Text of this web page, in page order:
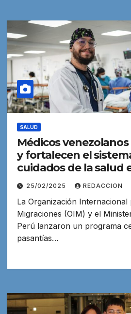
SALUD
Médicos
y fortalecen el
cuidados de la salud
25/02/2025 REDACCION
La Organización Internacional
Migraciones (OIM) y el
Perú lanzaron un programa
pasantías…